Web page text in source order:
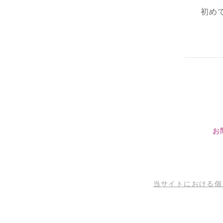
初め
お
当サイトにおける